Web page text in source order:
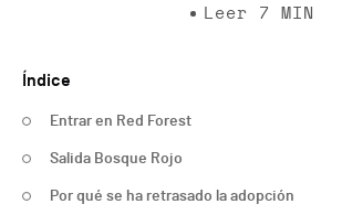
Leer
7 MIN
Índice
Entrar en Red Forest
Salida Bosque Rojo
Por qué se ha retrasado la adopción